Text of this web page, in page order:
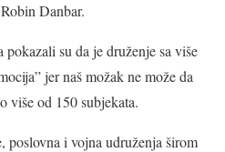
Danbar.
su da je druženje sa više
jer naš možak ne može da
više od 150 subjekata.
poslovna i vojna udruženja širom